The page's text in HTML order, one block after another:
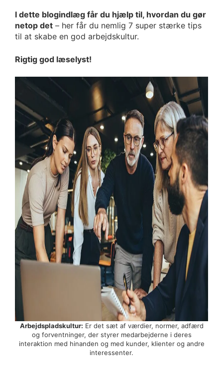
I dette blogindlæg får du hjælp til, hvordan du gør
netop det – her får du nemlig 7 super stærke tips
til at skabe en god arbejdskultur.
Rigtig god læselyst!
Arbejdspladskultur: Er det sæt af værdier, normer, adfærd
og forventninger, der styrer medarbejderne i deres
interaktion med hinanden og med kunder, klienter og andre
interessenter.